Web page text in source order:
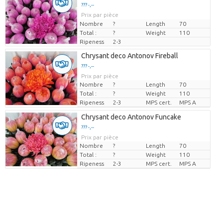
??? -,--
Prix par pièce
Nombre
? Length
70
Total :
? Weight
110
Ripeness
2-3
Chrysant deco Antonov Fireball
??? -,--
Prix par pièce
Nombre
? Length
70
Total :
? Weight
110
Ripeness
2-3 MPS cert. MPS A
Chrysant deco Antonov Funcake
??? -,--
Prix par pièce
Nombre
? Length
70
Total :
? Weight
110
Ripeness
2-3 MPS cert. MPS A